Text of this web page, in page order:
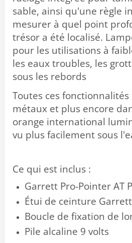
sable, ainsi qu'une règle
mesurer à quel point
trésor a été localisé.
pour les utilisations à
les eaux troubles, les
sous les rebords
Toutes ces
métaux et plus encore
orange international
vu plus facilement sous
Ce qui est inclus :
Garrett Pro-Pointer AT
Étui de ceinture Garrett
Boucle de fixation de
Pile alcaline 9 volts